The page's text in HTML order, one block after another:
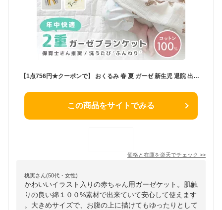
【1点756円★クーポンで】 おくるみ 春 夏 ガーゼ 新生児 退院 出産準備 おくるみガーゼ 綿100％ ガーゼケット ベビー 赤ちゃん 2重ガーゼ 沐浴 掛け布団 おしゃれ かわいい ブランケット 女の子 男の子 大判 速乾 バスタオル 授乳ケープ モロー反射 出産祝い 秋 冬
この商品をサイトでみる
価格と在庫を楽天でチェック >>
桃実さん(50代・女性)
かわいいイラスト入りの赤ちゃん用ガーゼケット。肌触
りの良い綿１００%素材で出来ていて安心して使えます
。大きめサイズで、お腹の上に描けてもゆったりとして